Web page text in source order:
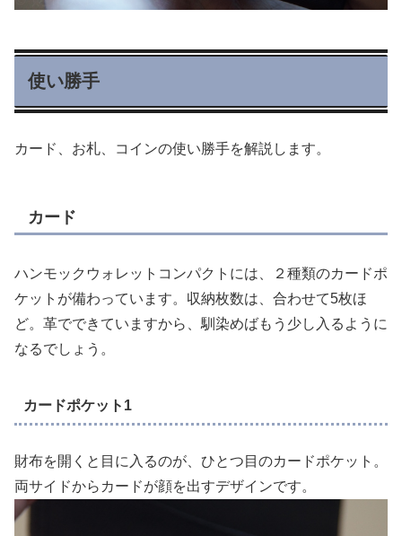
使い勝手
カード、お札、コインの使い勝手を解説します。
カード
ハンモックウォレットコンパクトには、２種類のカードポ
ケットが備わっています。収納枚数は、合わせて5枚ほ
ど。革でできていますから、馴染めばもう少し入るように
なるでしょう。
カードポケット1
財布を開くと目に入るのが、ひとつ目のカードポケット。
両サイドからカードが顔を出すデザインです。